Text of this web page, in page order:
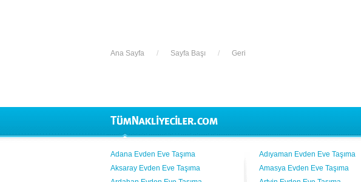
Ana Sayfa / Sayfa Başı / Geri
Adana Evden Eve Taşıma Adıyaman Evden Eve Taşıma
Aksaray Evden Eve Taşıma
Amasya Evden Eve Taşıma